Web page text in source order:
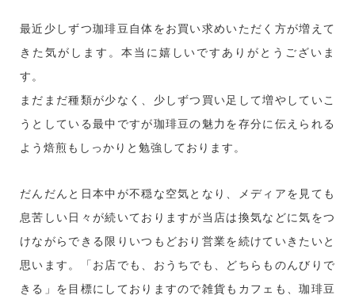
最近少しずつ珈琲豆自体をお買い求めいただく方が増えて
きた気がします。本当に嬉しいですありがとうございま
す。
まだまだ種類が少なく、少しずつ買い足して増やしていこ
うとしている最中ですが珈琲豆の魅力を存分に伝えられる
よう焙煎もしっかりと勉強しております。
だんだんと日本中が不穏な空気となり、メディアを見ても
息苦しい日々が続いておりますが当店は換気などに気をつ
けながらできる限りいつもどおり営業を続けていきたいと
思います。「お店でも、おうちでも、どちらものんびりで
きる」を目標にしておりますので雑貨もカフェも、珈琲豆